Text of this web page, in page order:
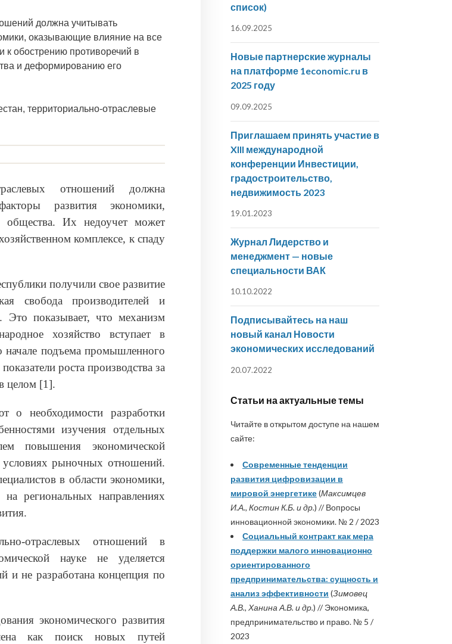
должна учитывать
оказывающие влияние на все
к обострению противоречий в
и деформированию его
территориально-отраслевые
отношений должна
развития экономики,
Их недоучет может
комплексе, к спаду
получили свое развитие
свобода производителей и
Это показывает, что механизм
хозяйство вступает в
начале подъема промышленного
роста производства за
целом [1].
о необходимости разработки
изучения отдельных
повышения экономической
условиях рыночных отношений.
в области экономики,
региональных направлениях
отраслевых отношений в
науке не уделяется
и не разработана концепция по
экономического развития
как поиск новых путей
список)
16.09.2025
Новые партнерские журналы
на платформе 1economic.ru в
2025 году
09.09.2025
Приглашаем принять участие в
XIII международной
конференции Инвестиции,
градостроительство,
недвижимость 2023
19.01.2023
Журнал Лидерство и
менеджмент — новые
специальности ВАК
10.10.2022
Подписывайтесь на наш
новый канал Новости
экономических исследований
20.07.2022
Статьи на актуальные темы
Читайте в открытом доступе на нашем
сайте:
Современные тенденции
развития цифровизации в
мировой энергетике(Максимцев
И.А., Костин К.Б. и др.) // Вопросы
инновационной экономики. № 2 / 2023
Социальный контракт как мера
поддержки малого инновационно
ориентированного
предпринимательства: сущность и
анализ эффективности (Зимовец
А.В., Ханина А.В. и др.) // Экономика,
предпринимательство и право. № 5 /
2023